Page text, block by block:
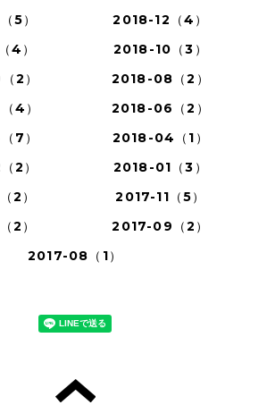
5）
2018-12（4）
4）
2018-10（3）
2）
2018-08（2）
4）
2018-06（2）
7）
2018-04（1）
2）
2018-01（3）
2）
2017-11（5）
2）
2017-09（2）
2017-08（1）